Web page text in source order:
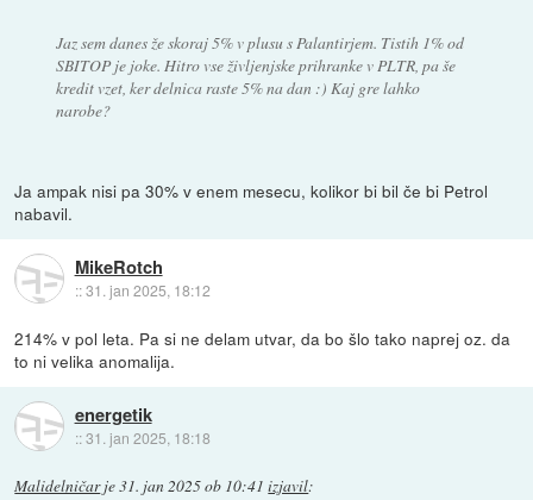
Jaz sem danes že skoraj 5% v plusu s Palantirjem. Tistih 1% od
SBITOP je joke. Hitro vse življenjske prihranke v PLTR, pa še
kredit vzet, ker delnica raste 5% na dan :) Kaj gre lahko
narobe?
Ja ampak nisi pa 30% v enem mesecu, kolikor bi bil če bi Petrol
nabavil.
MikeRotch
::31. jan 2025, 18:12
214% v pol leta. Pa si ne delam utvar, da bo šlo tako naprej oz. da
to ni velika anomalija.
energetik
::31. jan 2025, 18:18
Malidelničarje31. jan 2025 ob 10:41 izjavil: